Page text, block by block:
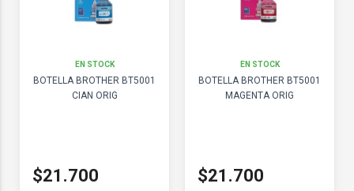
EN STOCK
BOTELLA BROTHER BT5001
CIAN ORIG
$21.700
EN STOCK
BOTELLA BROTHER BT5001
MAGENTA ORIG
$21.700